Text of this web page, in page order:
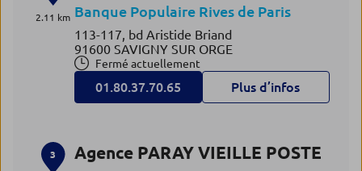
2.11 km Banque Populaire Rives de Paris
113-117, bd Aristide Briand
91600 SAVIGNY SUR ORGE
Fermé actuellement
01.80.37.70.65 Plus d’infos
3 Agence PARAY VIEILLE POSTE